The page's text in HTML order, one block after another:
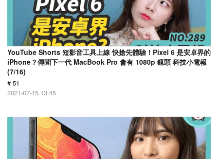
YouTube Shorts 短影音工具上線 快搶先體驗！Pixel 6 是安卓界的
iPhone？傳聞下一代 MacBook Pro 會有 1080p 鏡頭 科技小電報
(7/16)
# 51
2021-07-15 13:45